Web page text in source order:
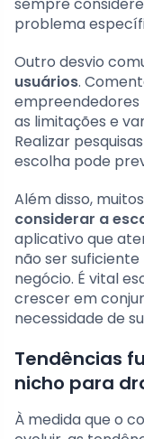
problema
Outro desvio
usuários.
empreendedores
as limitações e
Realizar
escolha pode
Além disso,
considerar a
aplicativo que
não ser
negócio. É vital
crescer em
necessidade de
Tendências
nicho para
À medida que o